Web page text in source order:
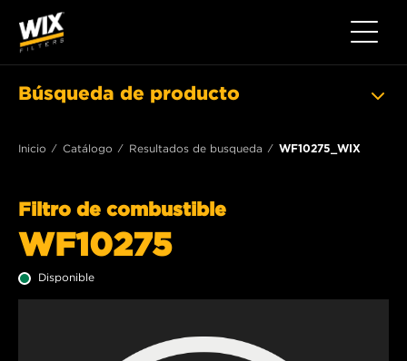
Toggle
Búsqueda de producto
Inicio Catálogo Resultados de busqueda WF10275_WIX
Filtro de combustible
WF10275
Disponible